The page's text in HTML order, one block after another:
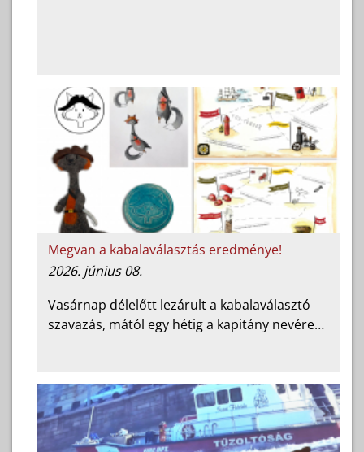
Megvan a kabalaválasztás eredménye!
2026. június 08.
Vasárnap délelőtt lezárult a kabalaválasztó
szavazás, mától egy hétig a kapitány nevére…